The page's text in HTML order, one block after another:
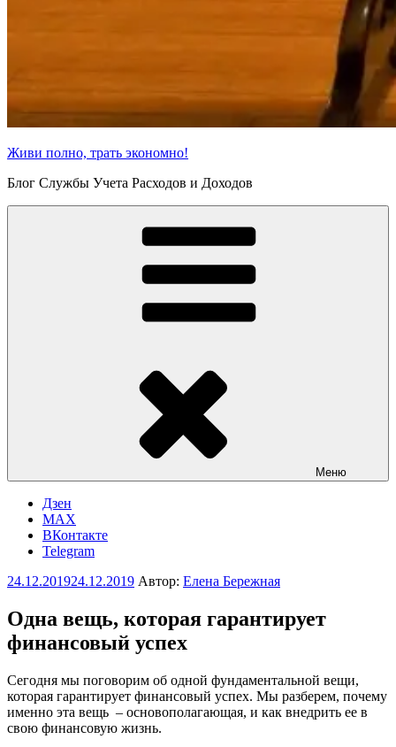
Живи полно, трать экономно!
Блог Службы Учета Расходов и Доходов
Меню
Дзен
MAX
ВКонтакте
Telegram
Опубликовано
24.12.201924.12.2019 Автор: Елена Бережная
Одна вещь, которая гарантирует
финансовый успех
Сегодня мы поговорим об одной фундаментальной вещи,
которая гарантирует финансовый успех. Мы разберем, почему
именно эта вещь – основополагающая, и как внедрить ее в
свою финансовую жизнь.